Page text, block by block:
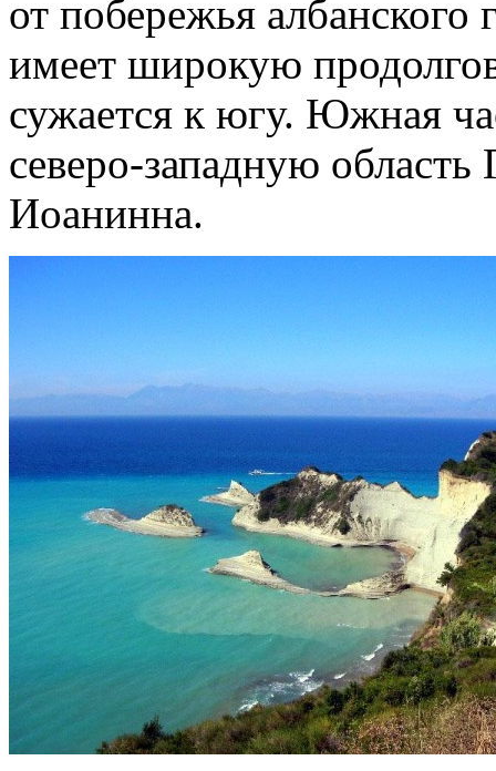
от побережья
имеет широкую
сужается к югу. Южная
северо-западную
Иоанинна.